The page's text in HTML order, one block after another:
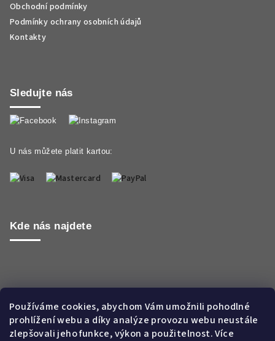
Používáme cookies, abychom Vám umožnili pohodlné
prohlížení webu a díky analýze provozu webu neustále
zlepšovali jeho funkce, výkon a použitelnost. Více
Obchodní podmínky
Podmínky ochrany osobních údajů
Kontakty
Sledujte nás
U nás můžete platit kartou:
Kde nás najdete